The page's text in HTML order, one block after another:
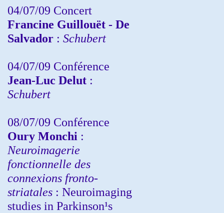
04/07/09 Concert
Francine Guillouët - De
Salvador : Schubert
04/07/09 Conférence
Jean-Luc Delut :
Schubert
08/07/09 Conférence
Oury Monchi :
Neuroimagerie
fonctionnelle des
connexions fronto-
striatales : Neuroimaging
studies in Parkinson¹s